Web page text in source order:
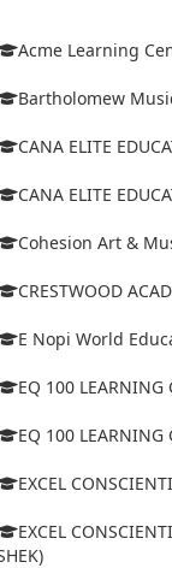
Acme Learning
Bartholomew
CANA ELITE
CANA ELITE
Cohesion Art &
CRESTWOOD
E Nopi World
EQ 100 LEARNING
EQ 100 LEARNING
EXCEL
EXCEL